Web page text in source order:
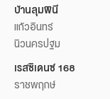
บ้านลุมพินี
แก้วอินทร์
นิวนครปฐม
เรสซิเดนซ์ 168
ราชพฤกษ์